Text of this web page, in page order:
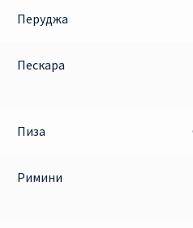
Перуджа
Пескара
Пиза
Римини